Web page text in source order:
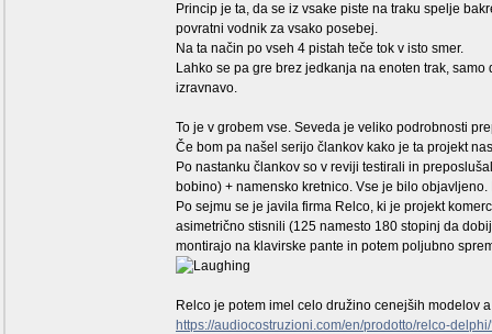
Princip je ta, da se iz vsake piste na traku spelje
povratni vodnik za vsako posebej.
Na ta način po vseh 4 pistah teče tok v isto smer.
Lahko se pa gre brez jedkanja na enoten trak,
izravnavo.
To je v grobem vse. Seveda je veliko podrobnosti
Če bom pa našel serijo člankov kako je ta projekt
Po nastanku člankov so v reviji testirali in
bobino) + namensko kretnico. Vse je bilo
Po sejmu se je javila firma Relco, ki je projekt
asimetrično stisnili (125 namesto 180 stopinj da
montirajo na klavirske pante in potem poljubno
Relco je potem imel celo družino cenejših modelov
https://audiocostruzioni.com/en/prodotto/relco-